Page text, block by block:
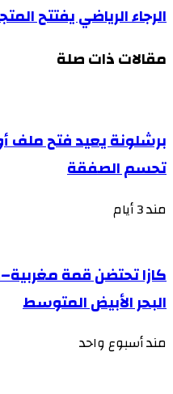
الرجاء الرياضي يفتتح
مقالات ذات صلة
تحسم الصفقة
مند 3 أيام
كازا تحتضن قمة
البحر الأبيض المتوسط
مند أسبوع واحد